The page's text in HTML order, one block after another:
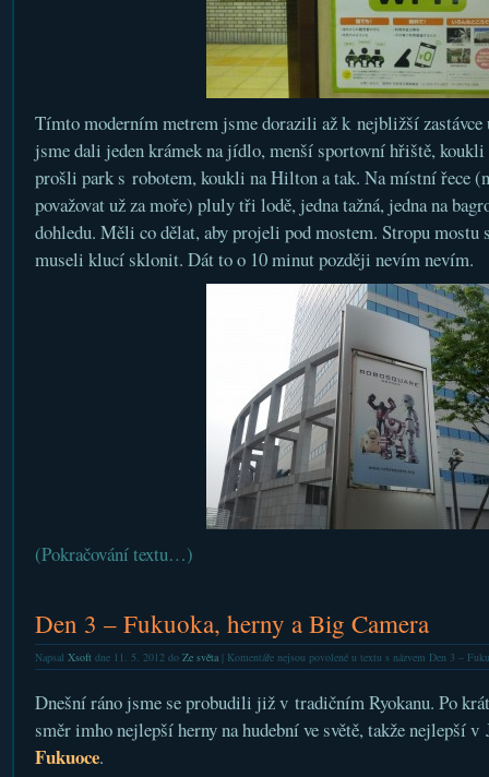
Tímto moderním metrem jsme dorazili až k nejbližší zastávce
jsme dali jeden krámek na jídlo, menší sportovní hřiště,
prošli park s robotem, koukli na Hilton a tak. Na místní řece
považovat už za moře) pluly tři lodě, jedna tažná, jedna na
dohledu. Měli co dělat, aby projeli pod mostem. Stropu mostu
museli klucí sklonit. Dát to o 10 minut později nevím nevím.
(Pokračování textu…)
Den 3 – Fukuoka, herny a Big Camera
Napsal Xsoftdne 11. 5. 2012 do Ze světa| Komentáře nejsou povolenéu textu s názvem Den 3 –
Dnešní ráno jsme se probudili již v tradičním Ryokanu. Po
směr imho nejlepší herny na hudební ve světě, takže nejlepší v
Fukuoce.